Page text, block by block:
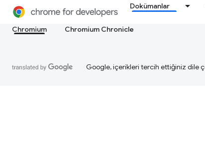
Dokümanlar
Chromium
Chromium Chronicle
Google, içerikleri tercih ettiğiniz dile